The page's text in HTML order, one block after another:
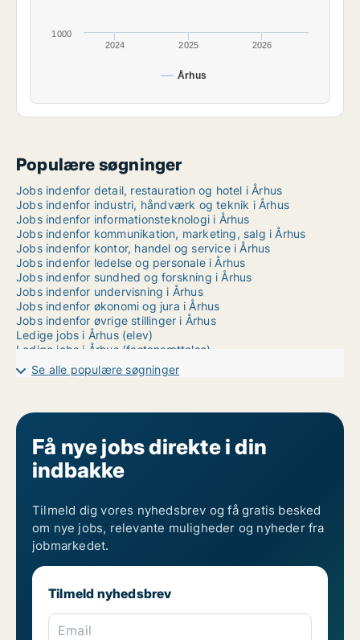
Århus
2024 2025 2026
1000
Populære søgninger
Jobs indenfor detail, restauration og hotel i Århus
Jobs indenfor industri, håndværk og teknik i Århus
Jobs indenfor informationsteknologi i Århus
Jobs indenfor kommunikation, marketing, salg i Århus
Jobs indenfor kontor, handel og service i Århus
Jobs indenfor ledelse og personale i Århus
Jobs indenfor sundhed og forskning i Århus
Jobs indenfor undervisning i Århus
Jobs indenfor økonomi og jura i Århus
Jobs indenfor øvrige stillinger i Århus
Ledige jobs i Århus (elev)
Ledige jobs i Århus (fastansættelse)
Ledige jobs i Århus (freelance)
Ledige jobs i Århus (praktik)
Se alle populære søgninger
Få nye jobs direkte i din
indbakke
Tilmeld dig vores nyhedsbrev og få gratis besked
om nye jobs, relevante muligheder og nyheder fra
jobmarkedet.
Tilmeld nyhedsbrev
Email